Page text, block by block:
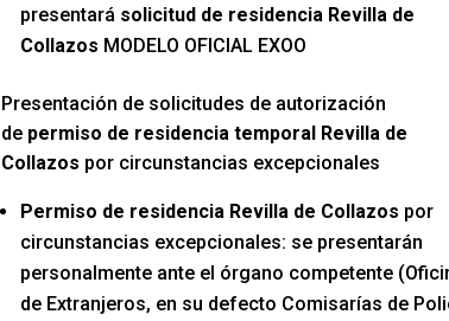
presentará solicitud de residencia Revilla de
Collazos MODELO OFICIAL EXOO
Presentación de solicitudes de autorización
depermiso de residencia temporal Revilla de
Collazos por circunstancias excepcionales
Permiso de residencia Revilla de Collazos por
circunstancias excepcionales: se presentarán
personalmente ante el órgano competente
de Extranjeros, en su defecto Comisarías de